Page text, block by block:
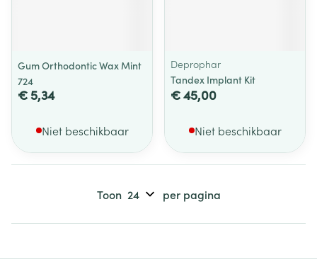
Gum Orthodontic Wax Mint
724
€ 5,34
Niet beschikbaar
Deprophar
Tandex Implant Kit
€ 45,00
Niet beschikbaar
Toon per pagina